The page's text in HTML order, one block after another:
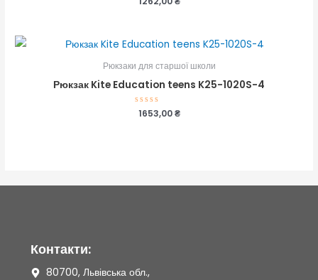
в
Рюкзаки для старшої школи
Рюкзак Kite Education teens K25-1020S-4
Оцінено
в
1653,00₴
Контакти:
80700, Львівська обл.,